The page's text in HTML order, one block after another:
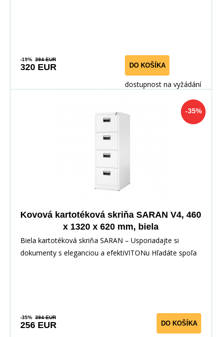
-19% 394 EUR
320 EUR DO KOŠÍKA
dostupnost na vyžádání
-35%
Kovová kartotéková skriňa SARAN V4, 460
x 1320 x 620 mm, biela
Biela kartotéková skriňa SARAN – Usporiadajte si
dokumenty s eleganciou a efektiVITONu Hľadáte spoľa
-35% 394 EUR
256 EUR DO KOŠÍKA